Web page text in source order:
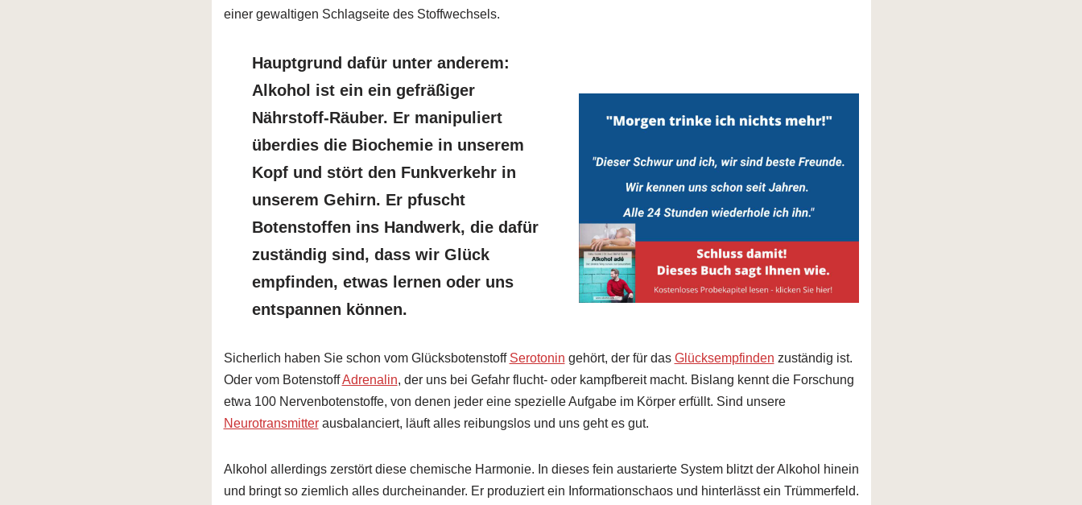
einer gewaltigen Schlagseite des Stoffwechsels.
Hauptgrund dafür unter anderem:
Alkohol ist ein ein gefräßiger
Nährstoff-Räuber. Er manipuliert
überdies die Biochemie in unserem
Kopf und stört den Funkverkehr in
unserem Gehirn. Er pfuscht
Botenstoffen ins Handwerk, die dafür
zuständig sind, dass wir Glück
empfinden, etwas lernen oder uns
entspannen können.
Sicherlich haben Sie schon vom Glücksbotenstoff Serotonin gehört, der für das Glücksempfinden zuständig ist.
Oder vom BotenstoffAdrenalin, der uns bei Gefahr flucht- oder kampfbereit macht. Bislang kennt die Forschung
etwa 100 Nervenbotenstoffe, von denen jeder eine spezielle Aufgabe im Körper erfüllt. Sind unsere
Neurotransmitterausbalanciert, läuft alles reibungslos und uns geht es gut.
Alkohol allerdings zerstört diese chemische Harmonie. In dieses fein austarierte System blitzt der Alkohol hinein
und bringt so ziemlich alles durcheinander. Er produziert ein Informationschaos und hinterlässt ein Trümmerfeld.